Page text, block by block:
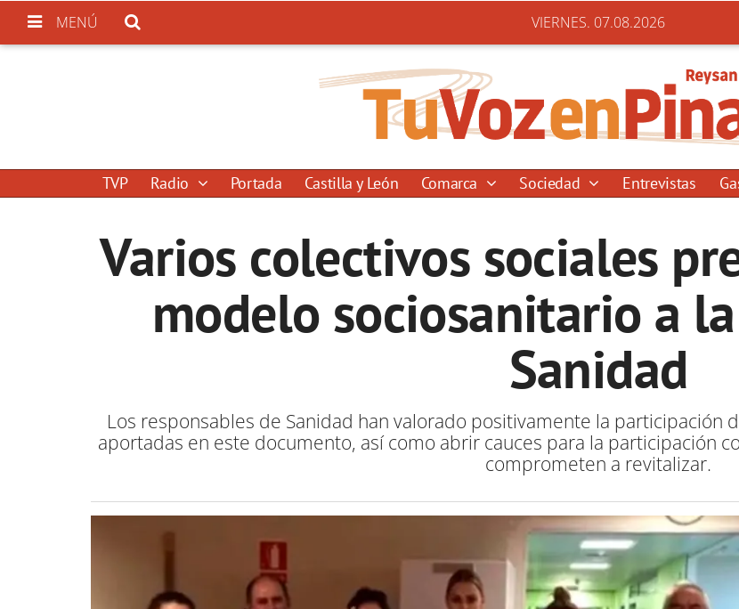
MENÚ VIERNES. 07.08.2026
TVP Radio Portada Castilla y León Comarca Sociedad Entrevistas
Varios colectivos sociales
modelo sociosanitario a
Sanidad
Los responsables de Sanidad han valorado positivamente la participación
aportadas en este documento, así como abrir cauces para la participación
comprometen a revitalizar.